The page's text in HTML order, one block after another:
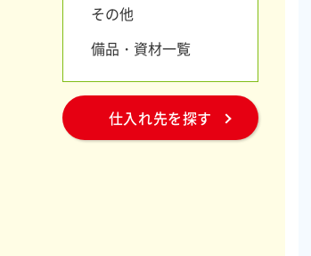
その他
備品・資材一覧
仕入れ先を探す